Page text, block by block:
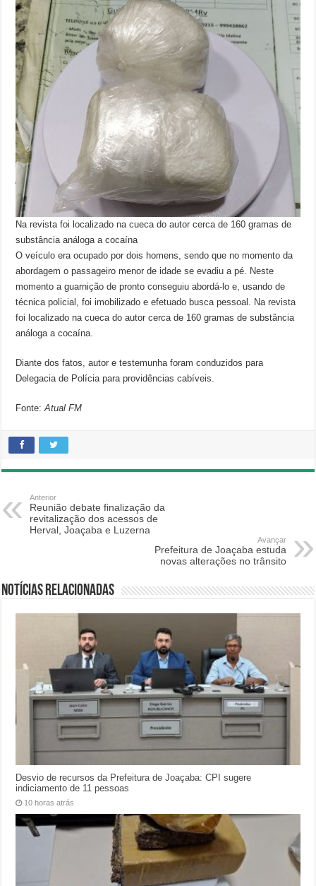
Na revista foi localizado na cueca do autor cerca de 160 gramas de
substância análoga a cocaína
O veículo era ocupado por dois homens, sendo que no momento da
abordagem o passageiro menor de idade se evadiu a pé. Neste
momento a guarnição de pronto conseguiu abordá-lo e, usando de
técnica policial, foi imobilizado e efetuado busca pessoal. Na revista
foi localizado na cueca do autor cerca de 160 gramas de substância
análoga a cocaína.
Diante dos fatos, autor e testemunha foram conduzidos para
Delegacia de Polícia para providências cabíveis.
Fonte:Atual FM
Anterior
Reunião debate finalização da
revitalização dos acessos de
Herval, Joaçaba e Luzerna
Avançar
Prefeitura de Joaçaba estuda
novas alterações no trânsito
Notícias relacionadas
Desvio de recursos da Prefeitura de Joaçaba: CPI sugere
indiciamento de 11 pessoas
10 horas atrás